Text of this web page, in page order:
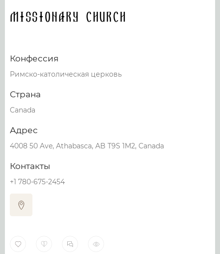
Missionary Church
Конфессия
Римско-католическая церковь
Страна
Canada
Адрес
4008 50 Ave, Athabasca, AB T9S 1M2, Canada
Контакты
+1 780-675-2454